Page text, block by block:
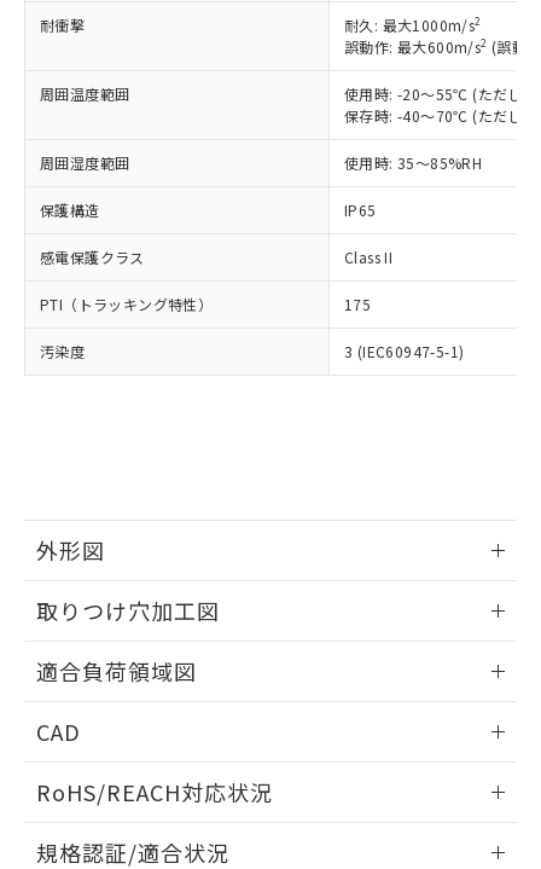
耐衝撃 耐久: 最大1000m/s2
誤動作: 最大600m/s2 (誤動
周囲温度範囲
使用時: -20～55℃ (ただし、
保存時: -40～70℃ (ただし、
周囲湿度範囲 使用時: 35～85%RH
保護構造 IP65
感電保護クラス Class II
PTI（トラッキング特性） 175
汚染度 3 (IEC60947-5-1)
外形図
取りつけ穴加工図
適合負荷領域図
CAD
ドすることができます。
RoHS/REACH対応状況
規格認証/適合状況
正式な納期状況および標準価格はお客
様のお取引先、またはお客様担当のオ
ムロン制御機器販売店・当社販売員に
オムロン制御機器販売店や当社販売拠
」をご確認
在庫状況および標準価格結果を当社の
事前の承諾なく第三者に漏洩または開
示しないようお願いします。
ビス）をご利用いただくには、I-Web
メンバーズにご登録されている必要が
をご了承ください。
用者の範囲」に記載されている法人を
指します。
ル) (DEHP)(別名：DOP) 1000ppm以下、フタル酸ブチ
ルベンジル（BBP） 1000ppm以下、フタル酸ジブチル
（DBP） 1000ppm以下、フタル酸ジイソブチル
(DIBP) 1000ppm以下
但し、RoHS指令で産業用監視および制御機器に対する
フタル酸エステル類の４物質については閾値を超える意
図的な使用がないことを確認しています。
部品在庫の切り替え状況などにより、予定
月が前後することがあります。
51物質の非含有証明書（当社基準）
※本証明書は発行日時点で非含有を証明す
るもので、過去に遡って非含有を証明する
ものではありません。
また、RoHS指令のフタル酸エステル類４
物質の対応では、対応完了までの期間は出
既に当社にて対応品への在庫切替を完了
していることから、特段のことがない限
り、2022年1月12日より割愛しておりま
す。
ニル類) : 1000ppm、 PBDEs(ポリ臭化ジフェニルエーテ
DBP(フタル酸ジブチル) : 1000ppm、 DIBP(フタル酸ジ
イソブチル) : 1000ppm、 BBP(フタル酸ブチルベンジ
ル) : 1000ppm、
DEHP(フタル酸ビス(2-エチルヘキシル)) : 1000ppm
※2 環境保護使用期限
「ｅ」：有害物質（10物質）のすべてが基
準値以下であることを示します。
「10」：通常の使用状況下において有害物
質が外部に漏えいし、環境に深刻な影響を
及ぼさない年数を意味します。
「－」：未確認です。当社販売部門へお問
い合わせください。
当社は規制貨物を破棄する場合は、完
全に破砕するなど、違法に輸出されな
当社は貴社製品を、核兵器、ミサイ
ル、化学兵器、生物兵器またはその他
武器並びにこれらの製造装置等に一切
当社は、貴社製品を第三者に販売する
場合は、上記1、2および3の内容を当
該第三者に通知します。また当社は、
販売先および販売に係わる関係者が違
法に輸出するおそれがある場合は、取
り引きをいたしません。
一定数以上の在庫あり
一定数には満たないが在庫あり
在庫なし(最新の在庫状況につ
いては、お客様のお取引先、ま
たはお客様担当のオムロン制御
機器販売店・当社販売員にご確
空
白
受注生産機種、また在庫状況の
情報を公開していない機種